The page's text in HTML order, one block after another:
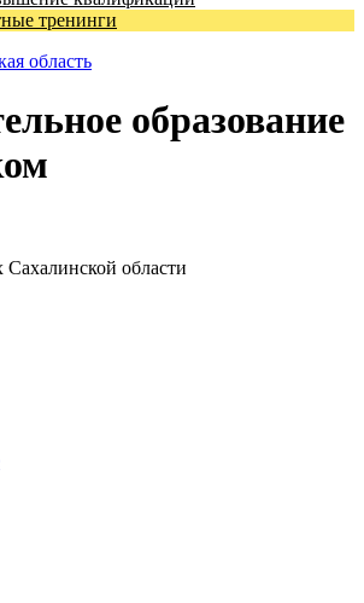
тренинги
область
образование
области